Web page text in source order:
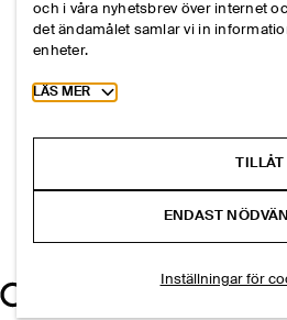
och i våra nyhetsbrev över internet
det ändamålet samlar vi in
enheter.
Toggle more cookie information
LÄS MER
TILLÅT
ENDAST
Inställningar för